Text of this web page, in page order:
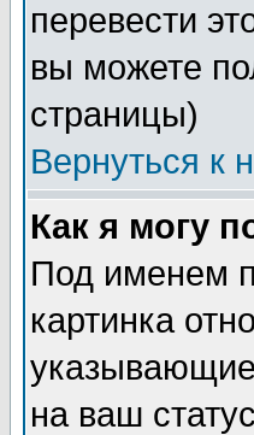
перевести
вы можете
страницы)
Вернуться к
Как я могу
Под именем
картинка
на ваш